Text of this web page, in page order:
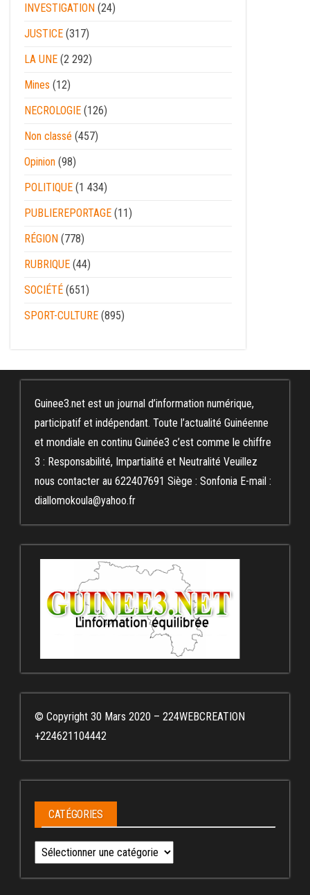
INVESTIGATION (24)
JUSTICE (317)
LA UNE (2 292)
Mines (12)
NECROLOGIE (126)
Non classé (457)
Opinion (98)
POLITIQUE (1 434)
PUBLIEREPORTAGE (11)
RÉGION (778)
RUBRIQUE (44)
SOCIÉTÉ (651)
SPORT-CULTURE (895)
Guinee3.net est un journal d’information numérique,
participatif et indépendant. Toute l’actualité Guinéenne
et mondiale en continu Guinée3 c’est comme le chiffre
3 : Responsabilité, Impartialité et Neutralité Veuillez
nous contacter au 622407691 Siège : Sonfonia E-mail :
diallomokoula@yahoo.fr
© Copyright 30 Mars 2020 – 224WEBCREATION
+224621104442
CATÉGORIES
Catégories